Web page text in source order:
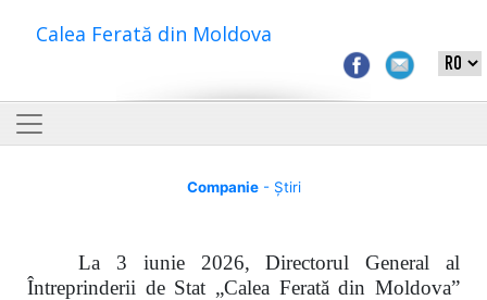
Calea Ferată din Moldova
Companie- Știri
La 3 iunie 2026, Directorul General al
Întreprinderii de Stat „Calea Ferată din Moldova”